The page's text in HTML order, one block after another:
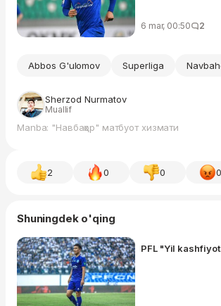
6 mar, 00:50 2
Abbos G'ulomov Superliga
Sherzod Nurmatov
Muallif
Manba: "Навбаҳор" матбуот хизмати
2 0 0 0
Shuningdek o'qing
PFL "Yil